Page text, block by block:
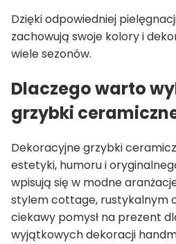
Dzięki odpowiedniej
zachowują swoje kolory i
wiele sezonów.
Dlaczego warto
grzybki
Dekoracyjne grzybki
estetyki, humoru i
wpisują się w modne
stylem cottage, rustykalnym
ciekawy pomysł na prezent
wyjątkowych dekoracji